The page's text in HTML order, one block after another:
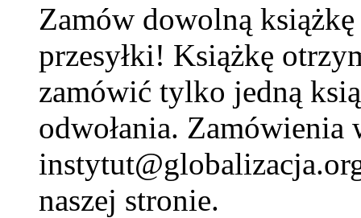
Zamów dowolną
przesyłki! Książkę
zamówić tylko jedną
odwołania. Zamówienia
naszej stronie.